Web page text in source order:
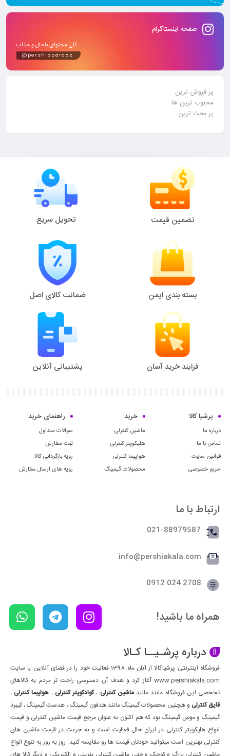
صفحه اینستاگرام
کلی محتوای باحال و جذاب
@pershiapardaz
پر فروش ترین
محبوب ترین ها
پر بحث ترین
تضمین قیمت تحویل سریع
بسته بندی ایمن ضمانت کالای اصل
فرایند خرید آسان پشتیبانی آنلاین
پرشیا کالا
درباره ما
تماس با ما
قوانین سایت
حریم خصوصی
خرید
ماشین کنترلی
هلیکوپتر کنترلی
هواپیما کنترلی
محصولات گیمینگ
راهنمای خرید
سوالات متداول
ثبت سفارش
رویه بازگردانی کالا
رویه های ارسال سفارش
ارتباط با ما
021-88979587
info@pershiakala.com
2708 024 0912
همراه ما باشید!
درباره پرشـیــا کـالا
فروشگاه اینترنتی پرشیاکالا از آبان ماه 1398 فعالیت خود را در فضای آنلاین با سایت
www.pershiakala.com آغاز کرد و هدف آن دسترسی راحت تر مردم به کالاهای
تخخصی این فروشگاه مانند مانندماشین کنترلی ،کوادکوپتر کنترلی ، هواپیما کنترلی،
قایق کنترلی و هچنین محصولات گیمینگ مانند هدفون گیمینگ ، هدست گیمینگ ، کیبرد
گیمینگ و موس گیمینگ بود که هم اکنون به عنوان مرجع قیمت ماشین کنترلی و قیمت
انواع هلیکوپتر کنترلی در ایران حال فعالیت است و به جرعت در قیمت ماشین های
کنترلی بهترین است میتوانید خودتان قیمت ها رو مقایسه کنید. روز به روز به تنوع انواع